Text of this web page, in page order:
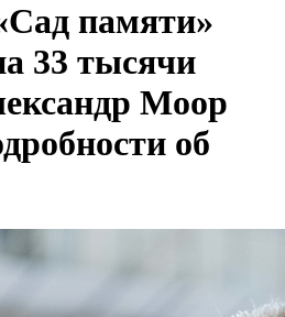
памяти»
33 тысячи
Моор
об